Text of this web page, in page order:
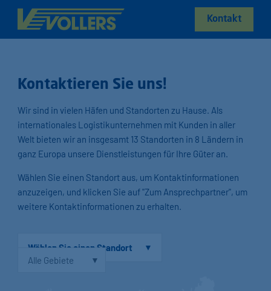
Kontakt
Kontaktieren Sie uns!
Wir sind in vielen Häfen und Standorten zu Hause. Als
internationales Logistikunternehmen mit Kunden in aller
Welt bieten wir an insgesamt 13 Standorten in 8 Ländern in
ganz Europa unsere Dienstleistungen für Ihre Güter an.
Wählen Sie einen Standort aus, um Kontaktinformationen
anzuzeigen, und klicken Sie auf "Zum Ansprechpartner", um
weitere Kontaktinformationen zu erhalten.